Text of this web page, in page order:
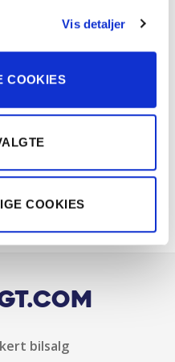
Vis detaljer
COOKIES
COOKIES
bilsalg